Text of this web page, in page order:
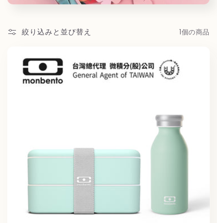
絞り込みと並び替え 1個の商品